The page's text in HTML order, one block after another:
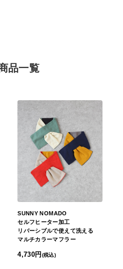
品一覧
SUNNY NOMADO
セルフヒーター加工
リバーシブルで使えて洗える
マルチカラーマフラー
4,730円(税込)